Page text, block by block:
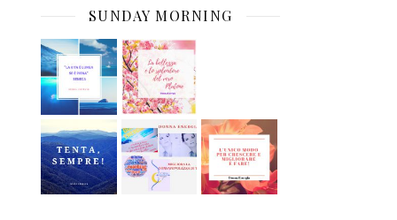
SUNDAY MORNING